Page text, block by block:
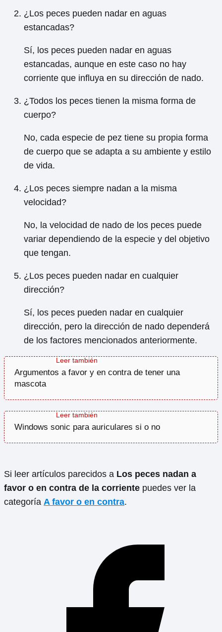
¿Los peces pueden nadar en aguas
estancadas?
Sí, los peces pueden nadar en aguas
estancadas, aunque en este caso no hay
corriente que influya en su dirección de nado.
¿Todos los peces tienen la misma forma de
cuerpo?
No, cada especie de pez tiene su propia forma
de cuerpo que se adapta a su ambiente y estilo
de vida.
¿Los peces siempre nadan a la misma
velocidad?
No, la velocidad de nado de los peces puede
variar dependiendo de la especie y del objetivo
que tengan.
¿Los peces pueden nadar en cualquier
dirección?
Sí, los peces pueden nadar en cualquier
dirección, pero la dirección de nado dependerá
de los factores mencionados anteriormente.
Argumentos a favor y en contra de tener una
mascota
Windows sonic para auriculares si o no
Si leer artículos parecidos a Los peces nadan a
favor o en contra de la corriente puedes ver la
categoría A favor o en contra.